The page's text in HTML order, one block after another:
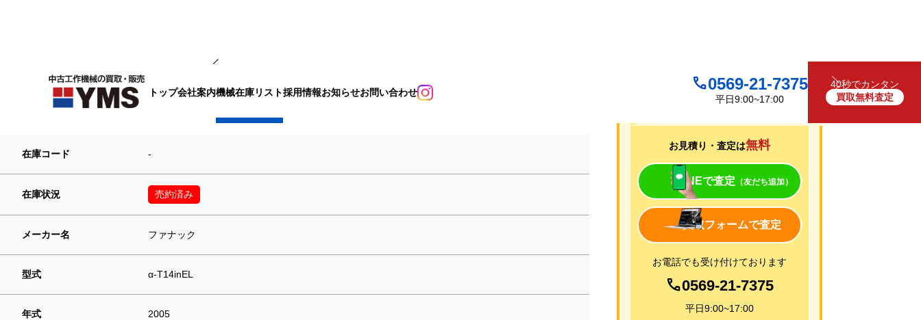
トップ会社案内機械在庫リスト採用情報お知らせお問い合わせ 0569-21-7375
平日9:00~17:00
40秒でカンタン
買取無料査定
ドリリングセンター
在庫コード -
在庫状況 売約済み
メーカー名 ファナック
型式 α-T14inEL
年式 2005
買取について
お見積り・査定は無料
LINEで査定 （友だち追加）
買取フォームで査定
お電話でも受け付けております
0569-21-7375
平日9:00~17:00